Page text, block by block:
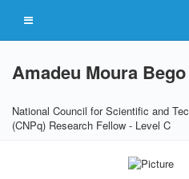
Amadeu Moura Bego
National Council for Scientific and
(CNPq) Research Fellow - Level C